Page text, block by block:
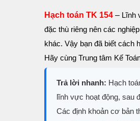
Hạch toán TK 154 – Lĩnh
đặc thù riêng nên các
khác. Vậy bạn đã biết cách
Hãy cùng Trung tâm Kế
Trả lời nhanh: Hạch
lĩnh vực hoạt động, sau
Các định khoản cơ bản